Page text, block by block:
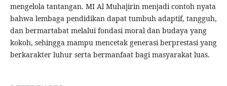
mengelola tantangan. MI Al Muhajirin menjadi contoh nyata
bahwa lembaga pendidikan dapat tumbuh adaptif, tangguh,
dan bermartabat melalui fondasi moral dan budaya yang
kokoh, sehingga mampu mencetak generasi berprestasi yang
berkarakter luhur serta bermanfaat bagi masyarakat luas.